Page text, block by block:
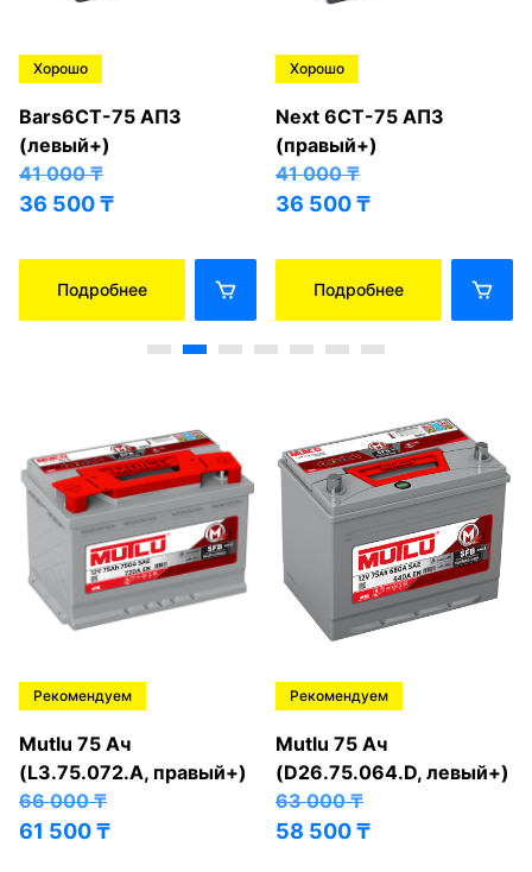
Хорошо
Bars6СТ-75 АПЗ
(левый+)
41 000₸
36 500₸
Подробнее
Хорошо
Next 6СТ-75 АПЗ
(правый+)
41 000₸
36 500₸
Подробнее
Рекомендуем
Mutlu 75 Ач
(L3.75.072.A, правый+)
66 000₸
61 500₸
Рекомендуем
Mutlu 75 Ач
(D26.75.064.D, левый+)
63 000₸
58 500₸